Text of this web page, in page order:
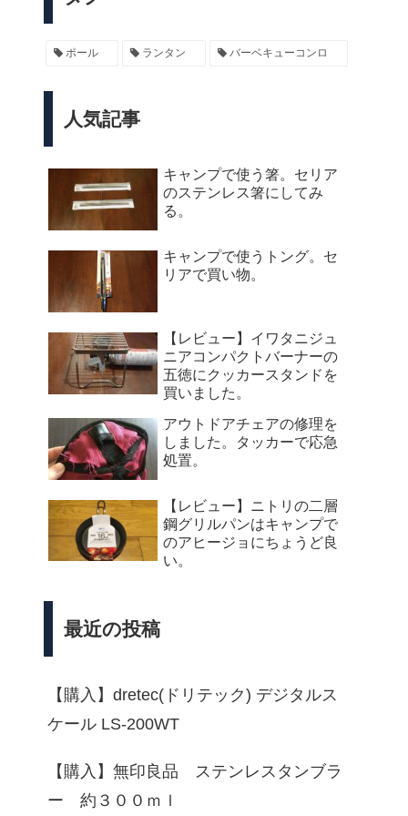
ポール ランタン バーベキューコンロ
人気記事
キャンプで使う箸。セリア
のステンレス箸にしてみ
る。
キャンプで使うトング。セ
リアで買い物。
【レビュー】イワタニジュ
ニアコンパクトバーナーの
五徳にクッカースタンドを
買いました。
アウトドアチェアの修理を
しました。タッカーで応急
処置。
【レビュー】ニトリの二層
鋼グリルパンはキャンプで
のアヒージョにちょうど良
い。
最近の投稿
【購入】dretec(ドリテック) デジタルス
ケール LS-200WT
【購入】無印良品 ステンレスタンブラ
ー 約３００ｍｌ